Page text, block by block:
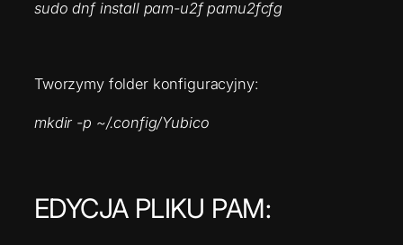
sudo dnf install pam-u2f pamu2fcfg
Tworzymy folder konfiguracyjny:
mkdir -p ~/.config/Yubico
EDYCJA PLIKU PAM: